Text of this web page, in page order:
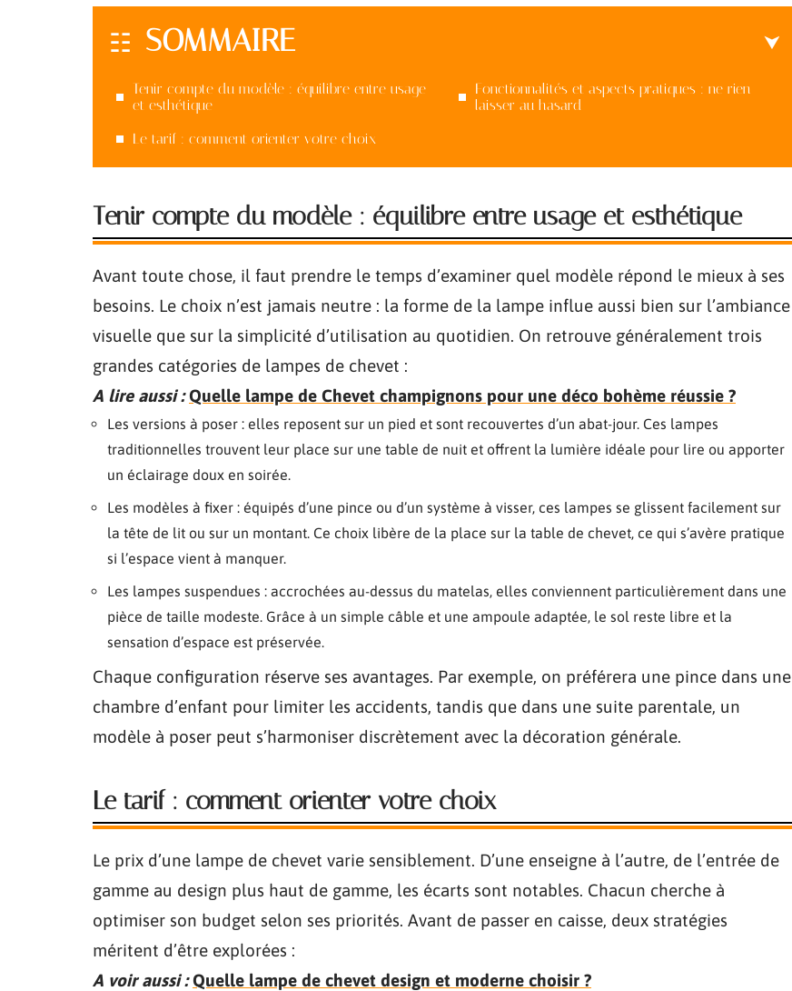
SOMMAIRE
Tenir compte du modèle : équilibre entre usage
et esthétique
Le tarif : comment orienter votre choix
Fonctionnalités et aspects pratiques : ne rien
laisser au hasard
Tenir compte du modèle : équilibre entre usage et esthétique
Avant toute chose, il faut prendre le temps d’examiner quel modèle répond le mieux à ses
besoins. Le choix n’est jamais neutre : la forme de la lampe influe aussi bien sur l’ambiance
visuelle que sur la simplicité d’utilisation au quotidien. On retrouve généralement trois
grandes catégories de lampes de chevet :
A lire aussi : Quelle lampe de Chevet champignons pour une déco bohème réussie ?
Les versions à poser : elles reposent sur un pied et sont recouvertes d’un abat-jour. Ces lampes
traditionnelles trouvent leur place sur une table de nuit et offrent la lumière idéale pour lire ou apporter
un éclairage doux en soirée.
Les modèles à fixer : équipés d’une pince ou d’un système à visser, ces lampes se glissent facilement sur
la tête de lit ou sur un montant. Ce choix libère de la place sur la table de chevet, ce qui s’avère pratique
si l’espace vient à manquer.
Les lampes suspendues : accrochées au-dessus du matelas, elles conviennent particulièrement dans une
pièce de taille modeste. Grâce à un simple câble et une ampoule adaptée, le sol reste libre et la
sensation d’espace est préservée.
Chaque configuration réserve ses avantages. Par exemple, on préférera une pince dans une
chambre d’enfant pour limiter les accidents, tandis que dans une suite parentale, un
modèle à poser peut s’harmoniser discrètement avec la décoration générale.
Le tarif : comment orienter votre choix
Le prix d’une lampe de chevet varie sensiblement. D’une enseigne à l’autre, de l’entrée de
gamme au design plus haut de gamme, les écarts sont notables. Chacun cherche à
optimiser son budget selon ses priorités. Avant de passer en caisse, deux stratégies
méritent d’être explorées :
A voir aussi : Quelle lampe de chevet design et moderne choisir ?